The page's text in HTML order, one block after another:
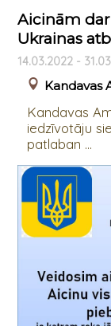
Aicinām
Ukrainas
14.03.2022 -
Kandavas
Kandavas
iedzīvotāju
patlaban ...